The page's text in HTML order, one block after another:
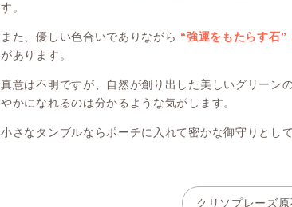
す。
また、優しい色合いでありながら “強運をもたらす石”
があります。
真意は不明ですが、自然が創り出した美しいグリーン
やかになれるのは分かるような気がします。
小さなタンブルならポーチに入れて密かな御守りとし
クリソプレーズ